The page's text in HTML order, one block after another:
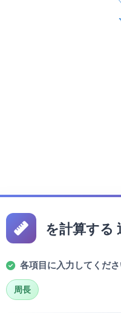
を計算する
各項目に入力してくださ
周長